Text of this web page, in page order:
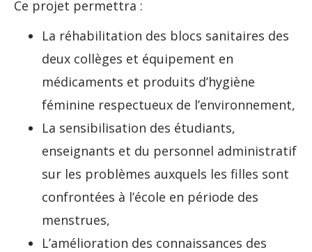
Ce projet permettra :
La réhabilitation des blocs sanitaires des
deux collèges et équipement en
médicaments et produits d’hygiène
féminine respectueux de l’environnement,
La sensibilisation des étudiants,
enseignants et du personnel administratif
sur les problèmes auxquels les filles sont
confrontées à l’école en période des
menstrues,
L’amélioration des connaissances des